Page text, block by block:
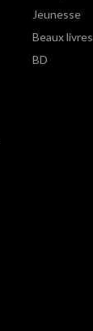
Jeunesse
Beaux livres
BD